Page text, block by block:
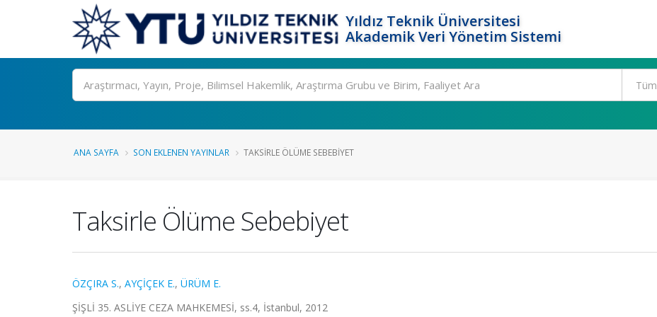
Yıldız Teknik Üniversitesi
Akademik Veri Yönetim Sistemi
Ara
ANA SAYFA SON EKLENEN YAYINLAR TAKSIRLE ÖLÜME SEBEBIYET
Taksirle Ölüme Sebebiyet
ÖZÇIRA S., AYÇİÇEK E., ÜRÜM E.
ŞİŞLİ 35. ASLİYE CEZA MAHKEMESİ, ss.4, İstanbul, 2012